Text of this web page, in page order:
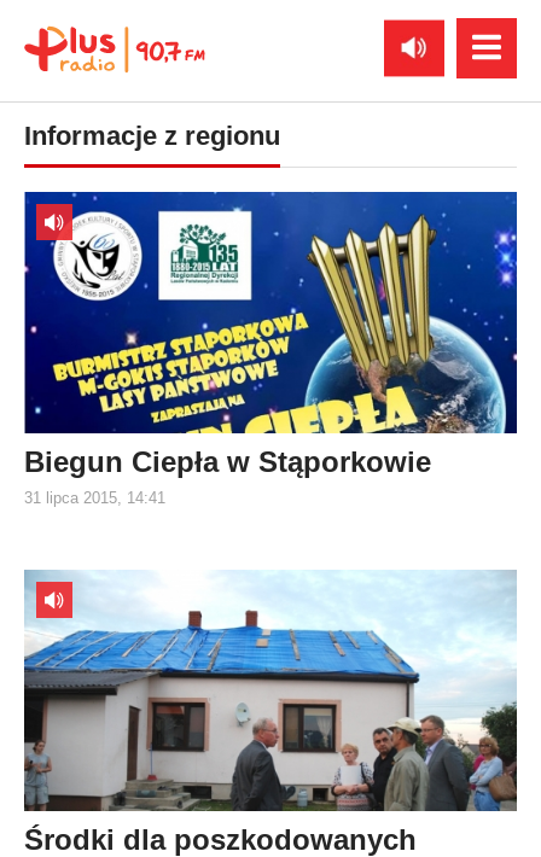
Informacje z regionu
Biegun Ciepła w Stąporkowie
31 lipca 2015, 14:41
Środki dla poszkodowanych